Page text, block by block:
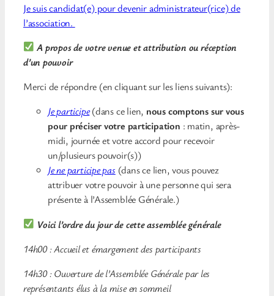
Je suis candidat(e) pour devenir administrateur(rice) de
l’association.
A propos de votre venue et attribution ou réception
d’un pouvoir
Merci de répondre (en cliquant sur les liens suivants):
Je participe (dans ce lien, nous comptons sur vous
pour préciser votre participation : matin, après-
midi, journée et votre accord pour recevoir
un/plusieurs pouvoir(s))
Je ne participe pas (dans ce lien, vous pouvez
attribuer votre pouvoir à une personne qui sera
présente à l’Assemblée Générale.)
Voici l’ordre du jour de cette assemblée générale
14h00 : Accueil et émargement des participants
14h30 : Ouverture de l’Assemblée Générale par les
représentants élus à la mise en sommeil